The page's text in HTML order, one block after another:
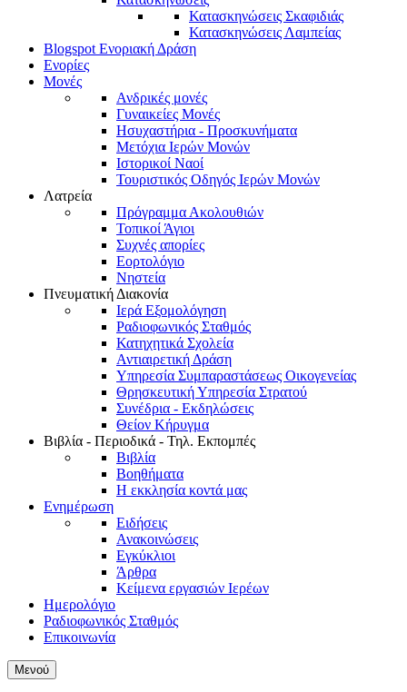
Κατασκηνώσεις Σκαφιδιάς
Κατασκηνώσεις Λαμπείας
Blogspot Ενοριακή Δράση
Ενορίες
Μονές
Ανδρικές μονές
Γυναικείες Μονές
Ησυχαστήρια - Προσκυνήματα
Μετόχια Ιερών Μονών
Ιστορικοί Ναοί
Τουριστικός Οδηγός Ιερών Μονών
Λατρεία
Πρόγραμμα Ακολουθιών
Τοπικοί Άγιοι
Συχνές απορίες
Εορτολόγιο
Νηστεία
Πνευματική Διακονία
Ιερά Εξομολόγηση
Ραδιοφωνικός Σταθμός
Κατηχητικά Σχολεία
Αντιαιρετική Δράση
Υπηρεσία Συμπαραστάσεως Οικογενείας
Θρησκευτική Υπηρεσία Στρατού
Συνέδρια - Εκδηλώσεις
Θείον Κήρυγμα
Βιβλία - Περιοδικά - Τηλ. Εκπομπές
Βιβλία
Βοηθήματα
Η εκκλησία κοντά μας
Ενημέρωση
Ειδήσεις
Ανακοινώσεις
Εγκύκλιοι
Άρθρα
Κείμενα εργασιών Ιερέων
Ημερολόγιο
Ραδιοφωνικός Σταθμός
Επικοινωνία
Μενού